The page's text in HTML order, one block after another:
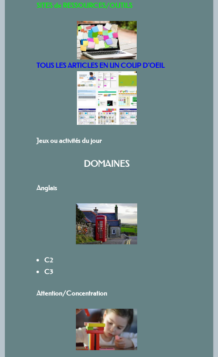
SITES de RESSOURCES/OUTILS
TOUS LES ARTICLES EN UN COUP D’OEIL
Jeux ou activités du jour
DOMAINES
Anglais
C2
C3
Attention/Concentration